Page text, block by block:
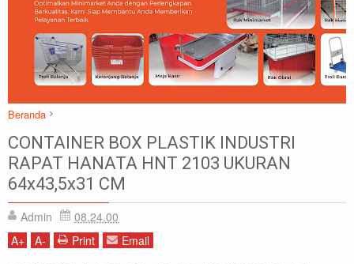
Beranda
Box Container Industri
Box Container Plastik Box Plastik
Hanata
Hanata Container Box Industri
CONTAINER BOX PLASTIK INDUSTRI RAPAT HANATA HNT 2103
UKURAN 64x43,5x31 CM
CONTAINER BOX PLASTIK INDUSTRI
RAPAT HANATA HNT 2103 UKURAN
64x43,5x31 CM
Admin
08.24.00
A+ A- Print Email